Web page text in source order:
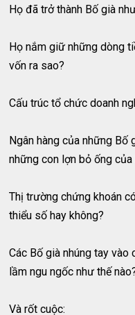
Họ đã trở thành Bố già
Họ nắm giữ những dòng
vốn ra sao?
Cấu trúc tổ chức doanh
Ngân hàng của những Bố
những con lợn bỏ ống của
Thị trường chứng khoán
thiểu số hay không?
Các Bố già nhúng tay
lầm ngu ngốc như thế
Và rốt cuộc: